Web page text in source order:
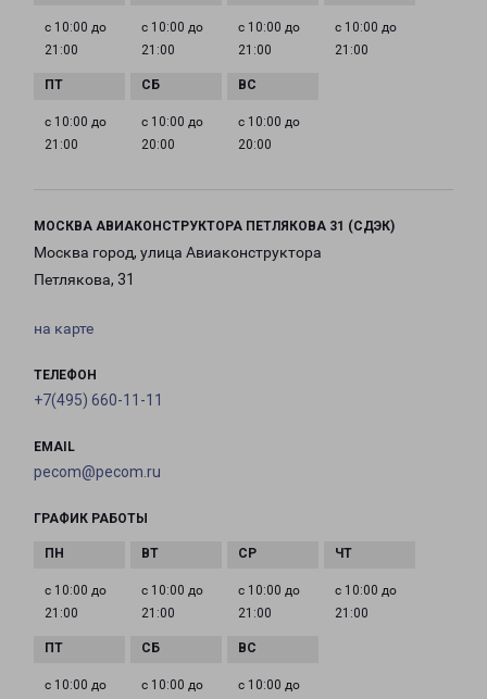
с 10:00 до
21:00
с 10:00 до
21:00
с 10:00 до
21:00
с 10:00 до
21:00
с 10:00 до
21:00
с 10:00 до
20:00
с 10:00 до
20:00
МОСКВА АВИАКОНСТРУКТОРА ПЕТЛЯКОВА 31 (СДЭК)
Москва город, улица Авиаконструктора
Петлякова, 31
на карте
ТЕЛЕФОН
+7(495) 660-11-11
EMAIL
pecom@pecom.ru
ГРАФИК РАБОТЫ
с 10:00 до
21:00
с 10:00 до
21:00
с 10:00 до
21:00
с 10:00 до
21:00
с 10:00 до
с 10:00 до
с 10:00 до